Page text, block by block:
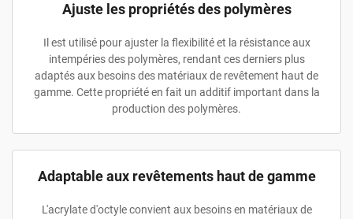
Ajuste les propriétés des polymères
Il est utilisé pour ajuster la flexibilité et la résistance aux
intempéries des polymères, rendant ces derniers plus
adaptés aux besoins des matériaux de revêtement haut de
gamme. Cette propriété en fait un additif important dans la
production des polymères.
Adaptable aux revêtements haut de gamme
L'acrylate d'octyle convient aux besoins en matériaux de